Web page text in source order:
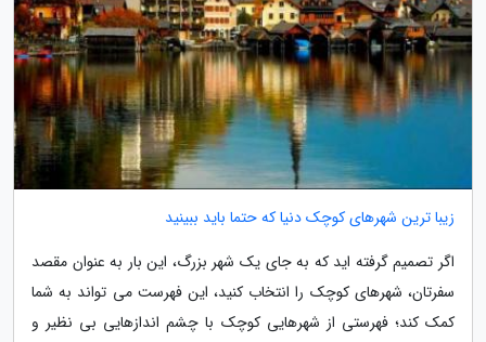
زیبا ترین شهرهای کوچک دنیا که حتما باید ببینید
اگر تصمیم گرفته اید که به جای یک شهر بزرگ، این بار به عنوان مقصد
سفرتان، شهرهای کوچک را انتخاب کنید، این فهرست می تواند به شما
کمک کند؛ فهرستی از شهرهایی کوچک با چشم اندازهایی بی نظیر و